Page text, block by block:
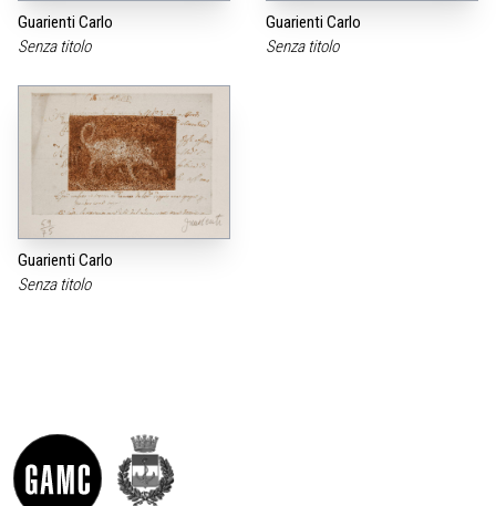
Guarienti Carlo
Senza titolo
Guarienti Carlo
Senza titolo
Guarienti Carlo
Senza titolo